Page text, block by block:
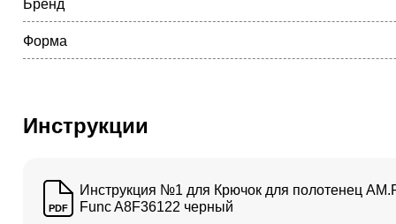
Бренд
Форма
Инструкции
PDF
Инструкция №1 для Крючок для полотенец
Func A8F36122 черный